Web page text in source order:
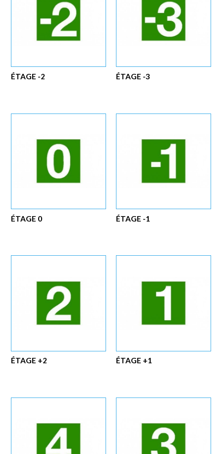
ÉTAGE -3
ÉTAGE -2
ÉTAGE -1
ÉTAGE 0
ÉTAGE +1
ÉTAGE +2